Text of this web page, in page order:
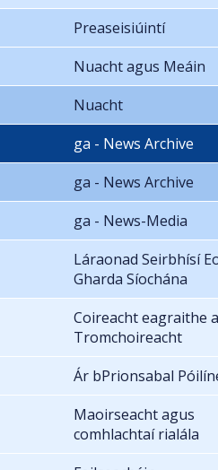
Preaseisiúintí
Nuacht agus Meáin
Nuacht
ga - News Archive
ga - News Archive
ga - News-Media
Láraonad Seirbhísí
Gharda Síochána
Coireacht eagraithe
Tromchoireacht
Ár bPrionsabal
Maoirseacht agus
comhlachtaí rialála